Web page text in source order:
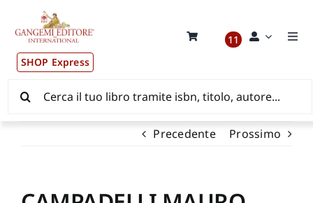
contenuto
SHOP Express
11
Pubblicazioni
News ed Eventi
per:
Precedente Prossimo